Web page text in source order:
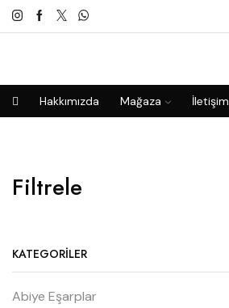
Hakkımızda Mağaza İletişim
Filtrele
KATEGORILER
Abiye Eşarplar